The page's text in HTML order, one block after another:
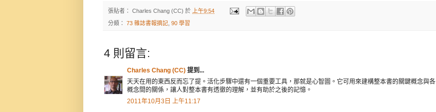
張貼者： Charles Chang (CC) 於 上午9:54
分類： 73 雜誌書報摘記 90 學習
4 則留言:
Charles Chang (CC) 提到...
天天在用的東西反而忘了提。活化步驟中還有一個重要工具，那就是心智圖。它可用來建構整本書的關鍵概念與各
概念間的關係，讓人對整本書有透徹的理解，並有助於之後的記憶。
2011年10月3日 上午11:17